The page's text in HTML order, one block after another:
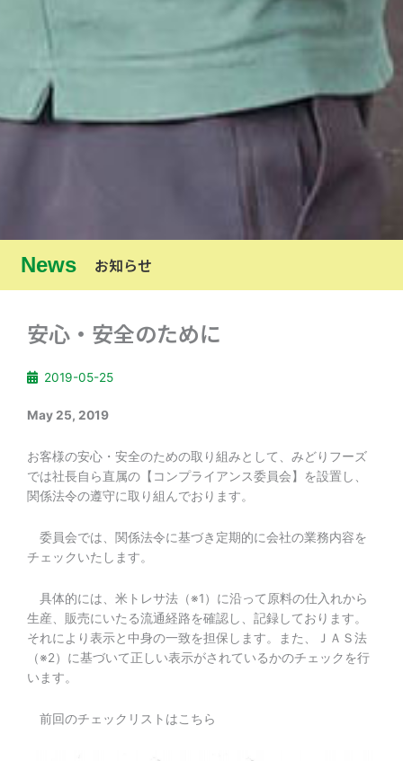
News お知らせ
安心・安全のために
2019-05-25
May 25, 2019
お客様の安心・安全のための取り組みとして、みどりフーズ
では社長自ら直属の【コンプライアンス委員会】を設置し、
関係法令の遵守に取り組んでおります。
委員会では、関係法令に基づき定期的に会社の業務内容を
チェックいたします。
具体的には、米トレサ法（※1）に沿って原料の仕入れから
生産、販売にいたる流通経路を確認し、記録しております。
それにより表示と中身の一致を担保します。また、ＪＡＳ法
（※2）に基づいて正しい表示がされているかのチェックを行
います。
前回のチェックリストはこちら